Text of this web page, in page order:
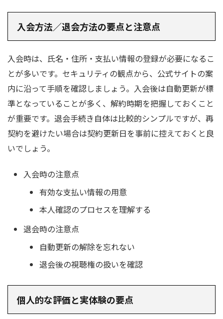
入会方法／退会方法の要点と注意点
入会時は、氏名・住所・支払い情報の登録が必要になるこ
とが多いです。セキュリティの観点から、公式サイトの案
内に沿って手順を確認しましょう。入会後は自動更新が標
準となっていることが多く、解約時期を把握しておくこと
が重要です。退会手続き自体は比較的シンプルですが、再
契約を避けたい場合は契約更新日を事前に控えておくと良
いでしょう。
入会時の注意点
有効な支払い情報の用意
本人確認のプロセスを理解する
退会時の注意点
自動更新の解除を忘れない
退会後の視聴権の扱いを確認
個人的な評価と実体験の要点